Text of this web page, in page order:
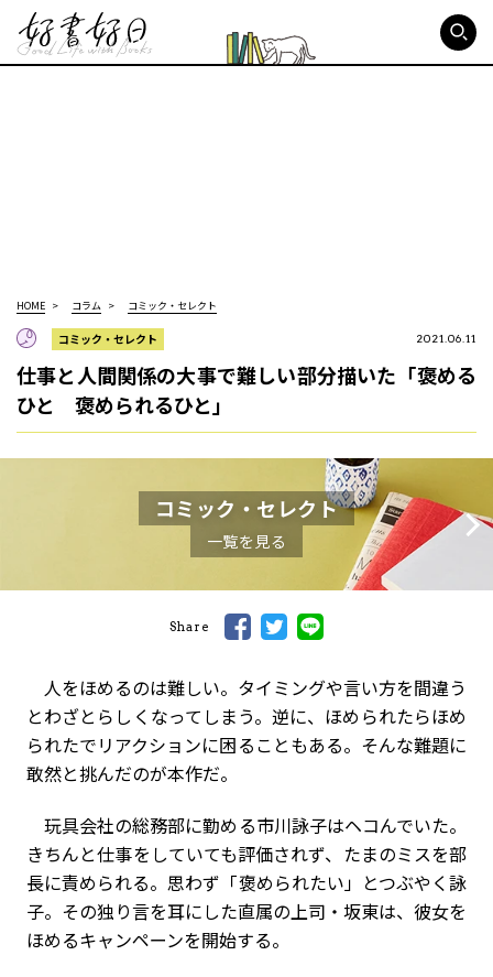
HOME コラム コミック・セレクト
コミック・セレクト 2021.06.11
仕事と人間関係の大事で難しい部分描いた「褒める
ひと 褒められるひと」
コミック・セレクト
一覧を見る
Share
人をほめるのは難しい。タイミングや言い方を間違う
とわざとらしくなってしまう。逆に、ほめられたらほめ
られたでリアクションに困ることもある。そんな難題に
敢然と挑んだのが本作だ。
玩具会社の総務部に勤める市川詠子はヘコんでいた。
きちんと仕事をしていても評価されず、たまのミスを部
長に責められる。思わず「褒められたい」とつぶやく詠
子。その独り言を耳にした直属の上司・坂東は、彼女を
ほめるキャンペーンを開始する。